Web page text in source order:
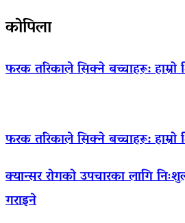
कोपिला
फरक तरिकाले सिक्ने बच्चाहरू:
फरक तरिकाले सिक्ने बच्चाहरू:
क्यान्सर रोगको उपचारका लागि
गराइने